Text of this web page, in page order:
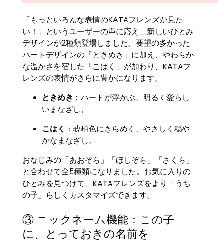
「もっといろんな表情のKATAフレンズが見た
い！」というユーザーの声に応え、新しいひとみ
デザインが2種類登場しました。要望の多かった
ハートデザインの「ときめき」に加え、やわらか
な温かさを宿した「こはく」が加わり、KATAフ
レンズの表情がさらに豊かになります。
ときめき ：ハートが浮かぶ、明るく愛らし
いまなざし。
こはく ：琥珀色にきらめく、やさしく穏や
かなまなざし。
おなじみの「あおぞら」「ほしぞら」「さくら」
と合わせて全5種類になりました。お気に入りの
ひとみを見つけて、KATAフレンズをより「うち
の子」らしくカスタマイズできます。
③ ニックネーム機能：この子
に、とっておきの名前を